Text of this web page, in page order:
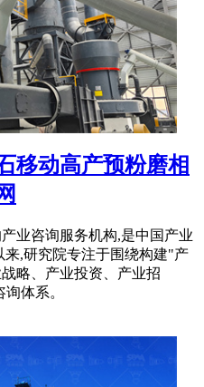
移动高产预粉磨相
业咨询服务机构,是中国产业
来,研究院专注于围绕构建"产
略、产业投资、产业招
体系。